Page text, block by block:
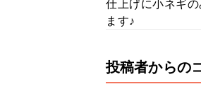
仕上げに小ネギ
ます♪
投稿者からの